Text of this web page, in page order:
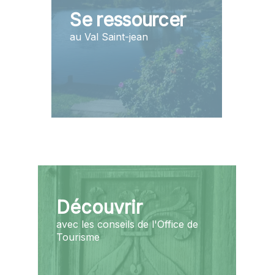
Se ressourcer
au Val Saint-jean
Découvrir
avec les conseils de l'Office de
Tourisme